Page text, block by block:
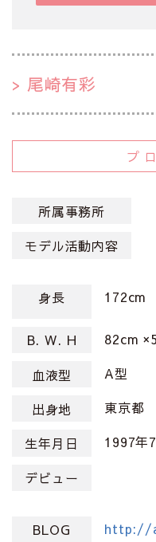
尾崎有彩
プ
所属事務所
モデル活動内容
身長 172cm
B. W. H
82cm
血液型 A型
出身地 東京都
生年月日 1997年
デビュー
BLOG
http://